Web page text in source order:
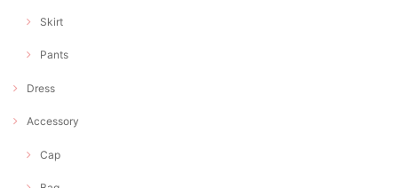
Skirt
Pants
Dress
Accessory
Cap